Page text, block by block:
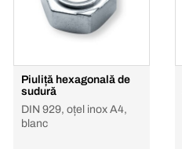
Piuliță hexagonală de
sudură
DIN 929, oțel inox A4,
blanc